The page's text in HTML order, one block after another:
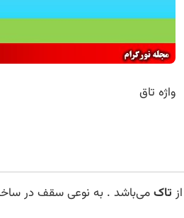
واژه تاق
تاکمی‌باشد . به نوعی سقف در